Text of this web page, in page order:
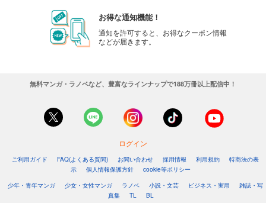
お得な通知機能！
通知を許可すると、お得なクーポン情報
などが届きます。
無料マンガ・ラノベなど、豊富なラインナップで188万冊以上配信中！
ログイン
ご利用ガイド FAQ(よくある質問) お問い合わせ 採用情報 利用規約
特商法の表
示
個人情報保護方針
cookie等ポリシー
少年・青年マンガ
少女・女性マンガ ラノベ 小説・文芸 ビジネス・実用
雑誌・写
真集
TL BL